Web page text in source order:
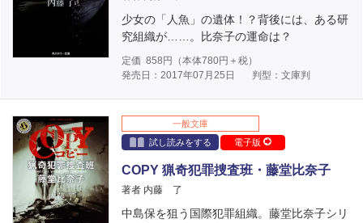
少女の「人魚」の遺体！？背後には、ある研
究組織が……。比奈子の運命は？
定価 858 円（本体780円＋税）
発売日：2017年07月25日
判型：文庫判
一般文庫
試し読みをする
電子版
COPY 猟奇犯罪捜査班・藤堂比奈子
著者 内藤 了
中島保を狙う国際犯罪組織。藤堂比奈子シリ